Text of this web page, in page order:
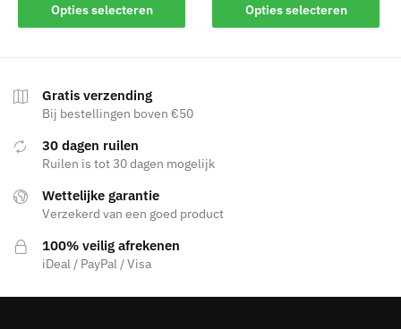
Opties selecteren
product
variaties.
Deze
kan
worden
de
productpagina
Opties selecteren
product
op
Gratis verzending
Bij bestellingen boven €50
30 dagen ruilen
Ruilen is tot 30 dagen mogelijk
Wettelijke garantie
Verzekerd van een goed product
100% veilig afrekenen
iDeal / PayPal / Visa